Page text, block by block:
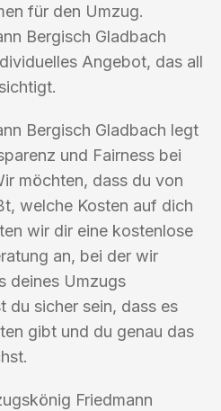
für den Umzug.
Bergisch Gladbach
Angebot, das all
Bergisch Gladbach legt
und Fairness bei
möchten, dass du von
welche Kosten auf dich
wir dir eine kostenlose
an, bei der wir
deines Umzugs
du sicher sein, dass es
gibt und du genau das
Friedmann